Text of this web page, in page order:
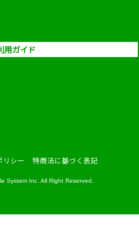
用ガイド
リシー 特商法に基づく表記
System Inc. All Right Reserved.